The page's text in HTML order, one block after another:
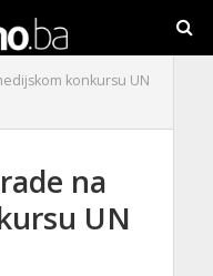
konkursu UN
na
UN